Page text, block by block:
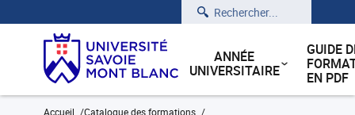
Rechercher
ANNÉE
UNIVERSITAIRE
GUIDE
EN PDF
Accueil
Catalogue des formations